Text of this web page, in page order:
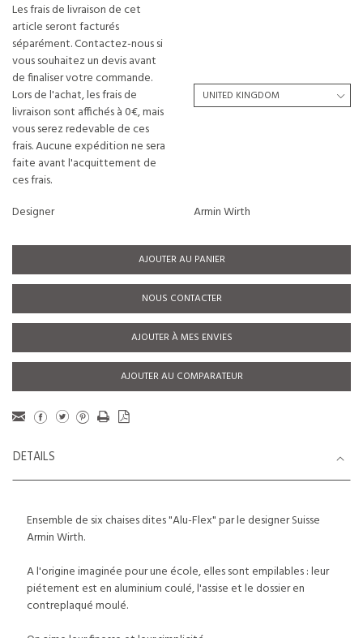
Les frais de livraison de cet
article seront facturés
séparément. Contactez-nous si
vous souhaitez un devis avant
de finaliser votre commande.
Lors de l'achat, les frais de
livraison sont affichés à 0€, mais
vous serez redevable de ces
frais. Aucune expédition ne sera
faite avant l'acquittement de
ces frais.
Designer
Armin Wirth
AJOUTER AU PANIER
NOUS CONTACTER
AJOUTER À MES ENVIES
AJOUTER AU COMPARATEUR
DETAILS
Ensemble de six chaises dites "Alu-Flex" par le designer Suisse
Armin Wirth.
A l'origine imaginée pour une école, elles sont empilables : leur
piétement est en aluminium coulé, l'assise et le dossier en
contreplaqué moulé.